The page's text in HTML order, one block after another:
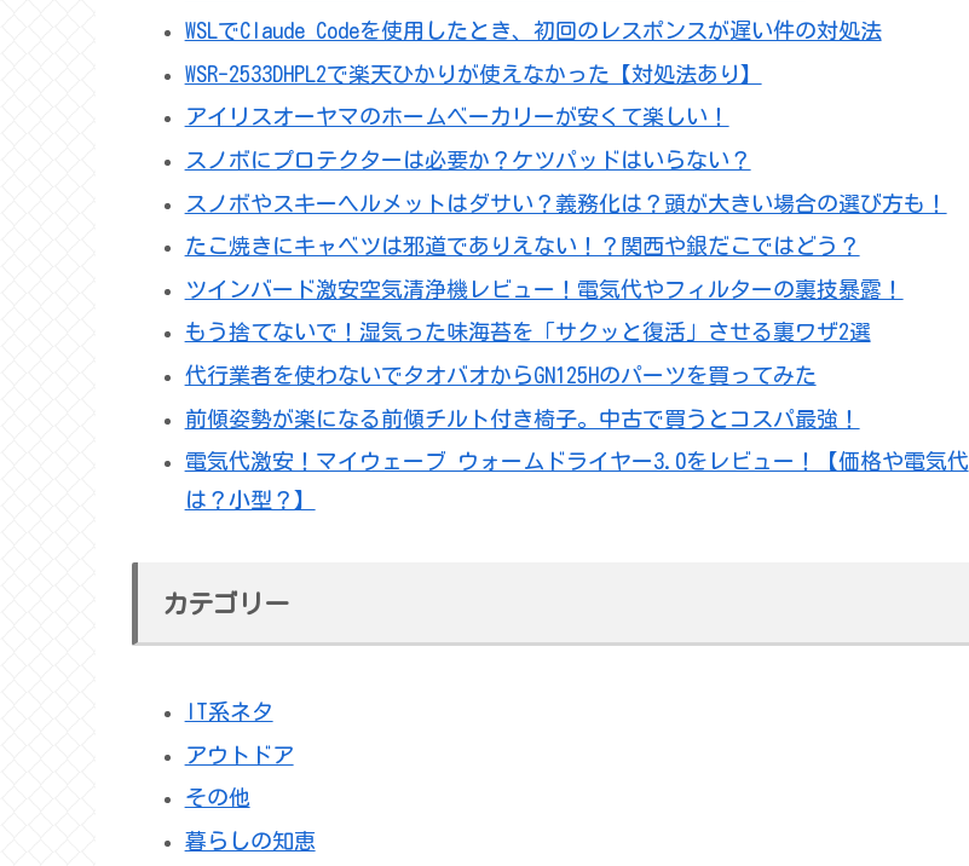
WSLでClaude Codeを使用したとき、初回のレスポンスが遅い件の対処法
WSR-2533DHPL2で楽天ひかりが使えなかった【対処法あり】
アイリスオーヤマのホームベーカリーが安くて楽しい！
スノボにプロテクターは必要か？ケツパッドはいらない？
スノボやスキーヘルメットはダサい？義務化は？頭が大きい場合の選び方も！
たこ焼きにキャベツは邪道でありえない！？関西や銀だこではどう？
ツインバード激安空気清浄機レビュー！電気代やフィルターの裏技暴露！
もう捨てないで！湿気った味海苔を「サクッと復活」させる裏ワザ2選
代行業者を使わないでタオバオからGN125Hのパーツを買ってみた
前傾姿勢が楽になる前傾チルト付き椅子。中古で買うとコスパ最強！
電気代激安！マイウェーブ ウォームドライヤー3.0をレビュー！【価格や電気代
は？小型？】
カテゴリー
IT系ネタ
アウトドア
その他
暮らしの知恵